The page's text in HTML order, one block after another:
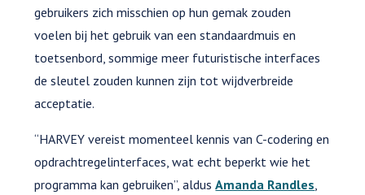
gebruikers zich misschien op hun gemak zouden
voelen bij het gebruik van een standaardmuis en
toetsenbord, sommige meer futuristische interfaces
de sleutel zouden kunnen zijn tot wijdverbreide
acceptatie.
“HARVEY vereist momenteel kennis van C-codering en
opdrachtregelinterfaces, wat echt beperkt wie het
programma kan gebruiken”, aldusAmanda Randles